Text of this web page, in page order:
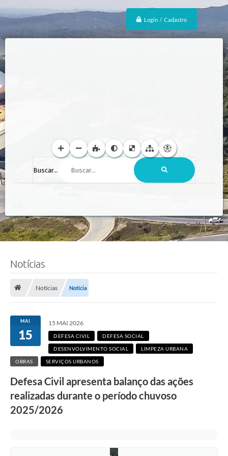
Login / Cadastro
Buscar...
Notícias
Notícias Notícia
MAI
15
15 MAI 2026
DEFESA CIVIL DEFESA SOCIAL
DESENVOLVIMENTO SOCIAL LIMPEZA URBANA
OBRAS SERVIÇOS URBANOS
Defesa Civil apresenta balanço das ações
realizadas durante o período chuvoso
2025/2026
: